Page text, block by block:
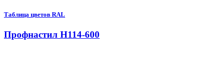
Таблица цветов RAL
Профнастил H114-600